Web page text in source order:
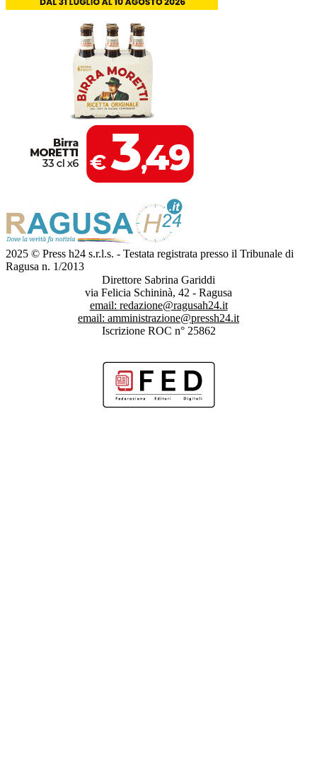
2025 © Press h24 s.r.l.s. - Testata registrata presso il Tribunale di
Ragusa n. 1/2013
Direttore Sabrina Gariddi
via Felicia Schininà, 42 - Ragusa
email: redazione@ragusah24.it
email: amministrazione@pressh24.it
Iscrizione ROC n° 25862